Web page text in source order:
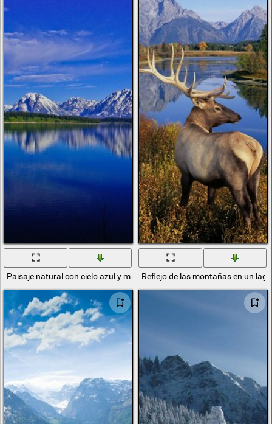
Paisaje natural con cielo azul y montañasReflejo de las montañas en un